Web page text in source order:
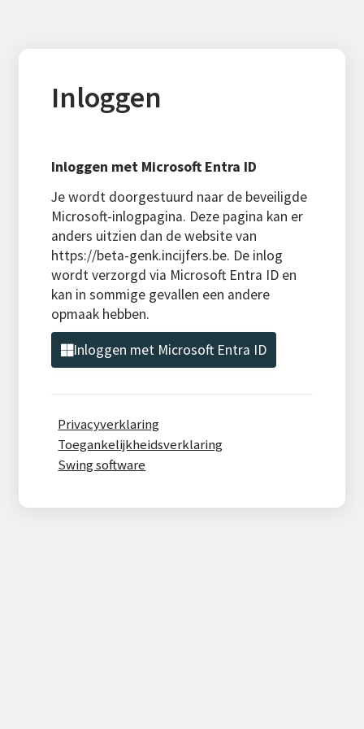
Inloggen
Inloggen met Microsoft Entra ID
Je wordt doorgestuurd naar de beveiligde
Microsoft-inlogpagina. Deze pagina kan er
anders uitzien dan de website van
https://beta-genk.incijfers.be. De inlog
wordt verzorgd via Microsoft Entra ID en
kan in sommige gevallen een andere
opmaak hebben.
Inloggen met Microsoft Entra ID
Privacyverklaring
Toegankelijkheidsverklaring
Swing software